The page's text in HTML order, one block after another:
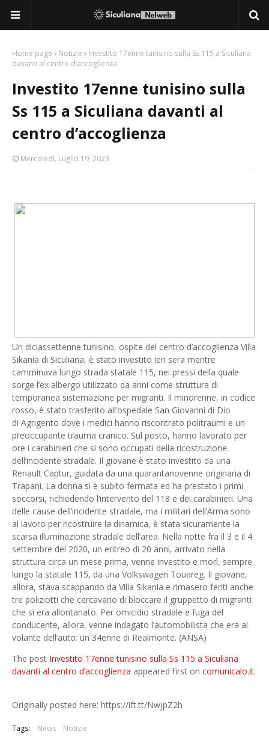
Home page Notizie
Investito 17enne tunisino sulla Ss 115 a Siculiana
davanti al centro d’accoglienza
Investito 17enne tunisino sulla
Ss 115 a Siculiana davanti al
centro d’accoglienza
Mercoledì, Luglio 19, 2023
Un diciassettenne tunisino, ospite del centro d’accoglienza Villa
Sikania di Siculiana, è stato investito ieri sera mentre
camminava lungo strada statale 115, nei pressi della quale
sorge l’ex albergo utilizzato da anni come struttura di
temporanea sistemazione per migranti. Il minorenne, in codice
rosso, è stato trasferito all’ospedale San Giovanni di Dio
di Agrigento dove i medici hanno riscontrato politraumi e un
preoccupante trauma cranico. Sul posto, hanno lavorato per
ore i carabinieri che si sono occupati della ricostruzione
dell’incidente stradale. Il giovane è stato investito da una
Renault Captur, guidata da una quarantanovenne originaria di
Trapani. La donna si è subito fermata ed ha prestato i primi
soccorsi, richiedendo l’intervento del 118 e dei carabinieri. Una
delle cause dell’incidente stradale, ma i militari dell’Arma sono
al lavoro per ricostruire la dinamica, è stata sicuramente la
scarsa illuminazione stradale dell’area. Nella notte fra il 3 e il 4
settembre del 2020, un eritreo di 20 anni, arrivato nella
struttura circa un mese prima, venne investito e morì, sempre
lungo la statale 115, da una Volkswagen Touareg. Il giovane,
allora, stava scappando da Villa Sikania e rimasero feriti anche
tre poliziotti che cercavano di bloccare il gruppetto di migranti
che si era allontanato. Per omicidio stradale e fuga del
conducente, allora, venne indagato l’automobilista che era al
volante dell’auto: un 34enne di Realmonte. (ANSA)
The post Investito 17enne tunisino sulla Ss 115 a Siculiana
davanti al centro d’accoglienza appeared first on comunicalo.it.
Originally posted here: https://ift.tt/NwjpZ2h
Tags: News Notizie